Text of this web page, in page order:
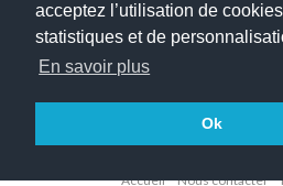
acceptez l’utilisation de
statistiques et de
En savoir plus
Ok
Nous contacter
N'hésitez pas à nous contacter pour
Retrouvez toutes nos coordonnées
Accueil Nous contacter